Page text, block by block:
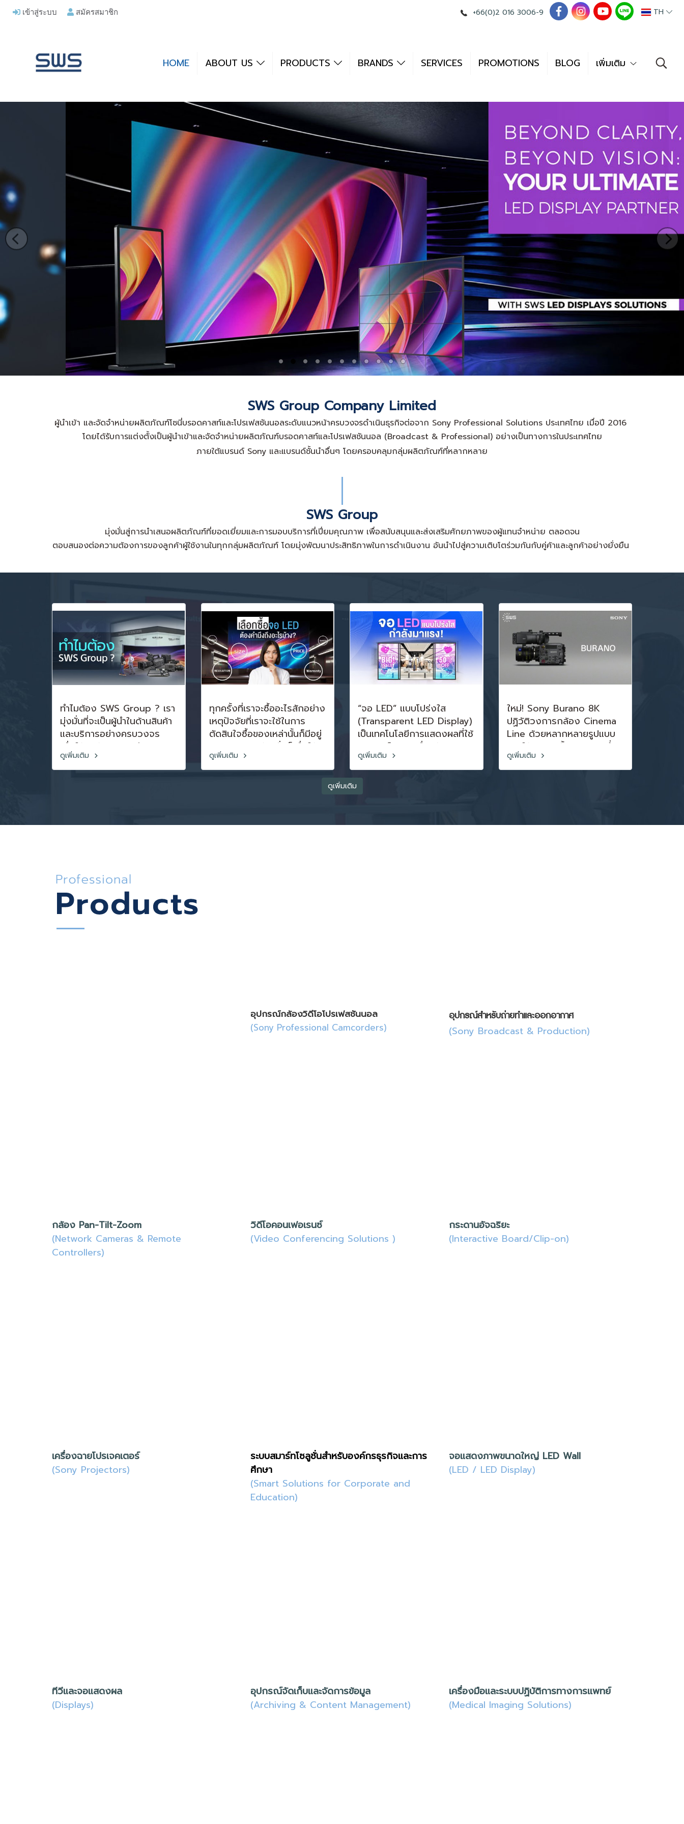
เข้าสู่ระบบ สมัครสมาชิก +66(0)2 016 3006-9 TH
HOME ABOUT US PRODUCTS BRANDS SERVICES PROMOTIONS BLOG เพิ่มเติม
SWS Group Company Limited
ผู้นำเข้า และจัดจำหน่ายผลิตภัณฑ์โซนี่บรอดคาสท์และโปรเฟสชันนอลระดับแนวหน้าครบวงจรดำเนินธุรกิจต่อจาก Sony Professional Solutions ประเทศไทย เมื่อปี 2016
โดยได้รับการแต่งตั้งเป็นผู้นำเข้าและจัดจำหน่ายผลิตภัณฑ์บรอดคาสท์และโปรเฟสชันนอล (Broadcast & Professional) อย่างเป็นทางการในประเทศไทย
ภายใต้แบรนด์ Sony และแบรนด์ชั้นนำอื่นๆ โดยครอบคลุมกลุ่มผลิตภัณฑ์ที่หลากหลาย
SWS Group
มุ่งมั่นสู่การนำเสนอผลิตภัณฑ์ที่ยอดเยี่ยมและการมอบบริการที่เปี่ยมคุณภาพ เพื่อสนับสนุนและส่งเสริมศักยภาพของผู้แทนจำหน่าย​ ตลอดจน
ตอบสนองต่อความต้องการของลูกค้าผู้ใช้งานในทุกกลุ่มผลิตภัณฑ์ โดยมุ่งพัฒนาประสิทธิภาพในการดำเนินงาน อันนำไปสู่ความเติบโตร่วมกันกับคู่ค้าและลูกค้าอย่างยั่งยืน
ทำไมต้อง SWS Group ? เรา
มุ่งมั่นที่จะเป็นผู้นำในด้านสินค้า
และบริการอย่างครบวงจร
เพื่อให้ลูกค้าของเรามี
เทคโนโลยีที่ทันสมัย สามารถ
ทำงานได้อย่างเต็ม
ให้การสนับสนุน และส่งเสริม
ดูเพิ่มเติม
ทุกครั้งที่เราจะซื้ออะไรสักอย่าง
เหตุปัจจัยที่เราจะใช้ในการ
ตัดสินใจซื้อของเหล่านั้นก็มีอยู่
มากมายหลายข้อ นั่นก็เพื่อให้
ได้ของที่มีคุณภาพและตรงตาม
ความต้องการของเรามากที่สุด
ที่สุดใช่ไหมล่ะครับ
ดูเพิ่มเติม
“จอ LED” แบบโปร่งใส
(Transparent LED Display)
เป็นเทคโนโลยีการแสดงผลที่ใช้
ดิสเพลย์ LED เพื่อสร้างภาพ
ในรูปแบบที่โปร่งใส แสงที่
ปล่อยออกมาจาก LED จะถูก
ความโปร่งใสนี้ช่วยให้มองเห็น
“จอ LED” แบบโปร่งใสมักถูก
ดูเพิ่มเติม
ใหม่! Sony Burano 8K
ปฏิวัติวงการกล้อง Cinema
Line ด้วยหลากหลายรูปแบบ
การใช้งาน...ครั้งเเรกและหนึ่ง
เดียวในโลก
ดูเพิ่มเติม
ดูเพิ่มเติม
อุปกรณ์กล้องวิดีโอโปรเฟสชันนอล
(Sony Professional Camcorders)
อุปกรณ์สำหรับถ่ายทำและออกอากาศ
(Sony Broadcast & Production)
กล้อง Pan-Tilt-Zoom
(Network Cameras & Remote
Controllers)
วิดีโอคอนเฟอเรนซ์
(Video Conferencing Solutions )
กระดานอัจฉริยะ
(Interactive Board/Clip-on)
เครื่องฉายโปรเจคเตอร์
(Sony Projectors)
ระบบสมาร์ทโซลูชั่นสำหรับองค์กรธุรกิจและการ
ศึกษา
(Smart Solutions for Corporate and
Education)
จอแสดงภาพขนาดใหญ่ LED Wall
(LED / LED Display)
ทีวีและจอแสดงผล
(Displays)
อุปกรณ์จัดเก็บและจัดการข้อมูล
(Archiving & Content Management)
เครื่องมือและระบบปฏิบัติการทางการเเพทย์
(Medical Imaging Solutions)